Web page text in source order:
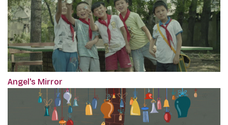
Angel's Mirror